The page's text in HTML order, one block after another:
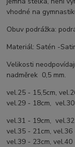
vhodné na
Obuv podrážka:
Materiál: Satén -
Velikosti
nadměrek 0,5 mm.
vel.25 - 15,5cm,
vel.29 - 18cm,
vel.31 - 19cm,
vel.35 - 21cm,
vel.39 - 23cm, vel.40